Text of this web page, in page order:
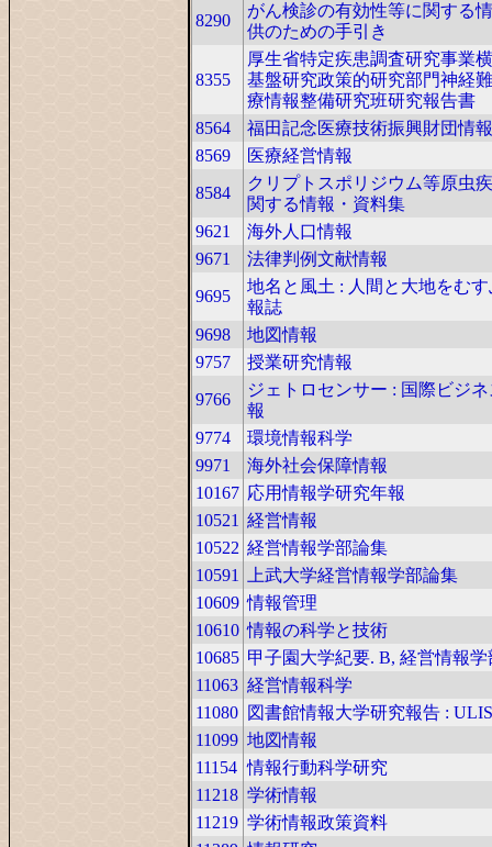
8290
がん検診の有効性等に関する
供のための手引き
8355
厚生省特定疾患調査研究事業
基盤研究政策的研究部門神経
療情報整備研究班研究報告書
8564
福田記念医療技術振興財団情報
8569
医療経営情報
8584
クリプトスポリジウム等原虫
関する情報・資料集
9621
海外人口情報
9671
法律判例文献情報
9695
地名と風土 : 人間と大地をむ
報誌
9698
地図情報
9757
授業研究情報
9766
ジェトロセンサー : 国際ビジ
報
9774
環境情報科学
9971
海外社会保障情報
10167 応用情報学研究年報
10521 経営情報
10522 経営情報学部論集
10591
上武大学経営情報学部論集
10609 情報管理
10610 情報の科学と技術
10685 甲子園大学紀要. B, 経営情報学
11063 経営情報科学
11080 図書館情報大学研究報告 : ULIS
11099 地図情報
11154 情報行動科学研究
11218 学術情報
11219 学術情報政策資料